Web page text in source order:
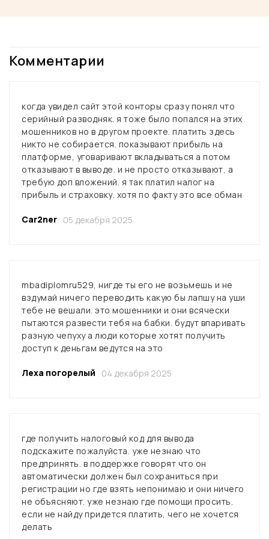
Комментарии
когда увидел сайт этой конторы сразу понял что
серийный разводняк. я тоже было попался на этих
мошенников но в другом проекте. платить здесь
никто не собирается. показывают прибыль на
платформе, уговаривают вкладываться а потом
отказывают в выводе. и не просто отказывают, а
требую доп вложений. я так платил налог на
прибыль и страховку. хотя по факту это все обман
Car2ner 05 декабря 2025
mbadiplomru529, нигде ты его не возьмешь и не
вздумай ничего переводить какую бы лапшу на уши
тебе не вешали. это мошенники и они всячески
пытаются развести тебя на бабки. будут впаривать
разную чепуху а люди которые хотят получить
доступ к деньгам ведутся на это
Леха погорелый 04 декабря 2025
где получить налоговый код для вывода
подскажите пожалуйста. уже незнаю что
предпринять. в поддержке говорят что он
автоматически должен был сохраниться при
регистрации но где взять непонимаю и они ничего
не объясняют. уже незнаю где помощи просить.
если не найду придется платить, чего не хочется
делать